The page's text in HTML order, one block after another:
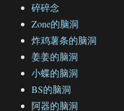
碎碎念
Zone的脑洞
炸鸡薯条的脑洞
姜姜的脑洞
小蝶的脑洞
BS的脑洞
阿器的脑洞